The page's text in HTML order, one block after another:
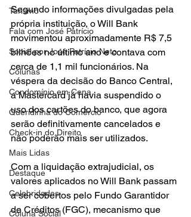
Turismo
Fala com José Patrício
Social por José Patrício Neto
Colunas
Condomínio em Cena
Queridinha do Comércio
Check-in do Direito
Mais Lidas
Destaque
Celebridades
Coluna Social
Segundo informações divulgadas pela
própria instituição, o Will Bank
movimentou aproximadamente R$ 7,5
bilhões no último ano e contava com
cerca de 1,1 mil funcionários. Na
véspera da decisão do Banco Central,
a Mastercard já havia suspendido o
uso dos cartões do banco, que agora
serão definitivamente cancelados e
não poderão mais ser utilizados.
Com a liquidação extrajudicial, os
valores aplicados no Will Bank passam
a ser cobertos pelo Fundo Garantidor
de Créditos (FGC), mecanismo que